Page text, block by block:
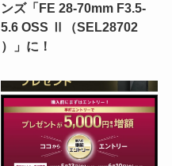
ンズ「FE 28-70mm F3.5-
5.6 OSS Ⅱ（SEL28702
）」に！